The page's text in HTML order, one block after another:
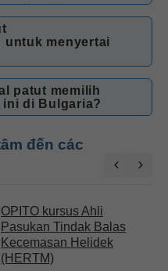
untuk menyertai
patut memilih
di Bulgaria?
đến các
OPITO kursus Ahli
Pasukan Tindak Balas
Kecemasan Helidek
(HERTM)